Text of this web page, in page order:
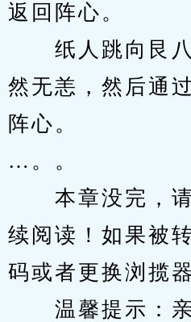
返回阵心。
纸人跳向艮八
然无恙，然后通
阵心。
…。。
本章没完，请
续阅读！如果被
码或者更换浏揽
温馨提示：亲